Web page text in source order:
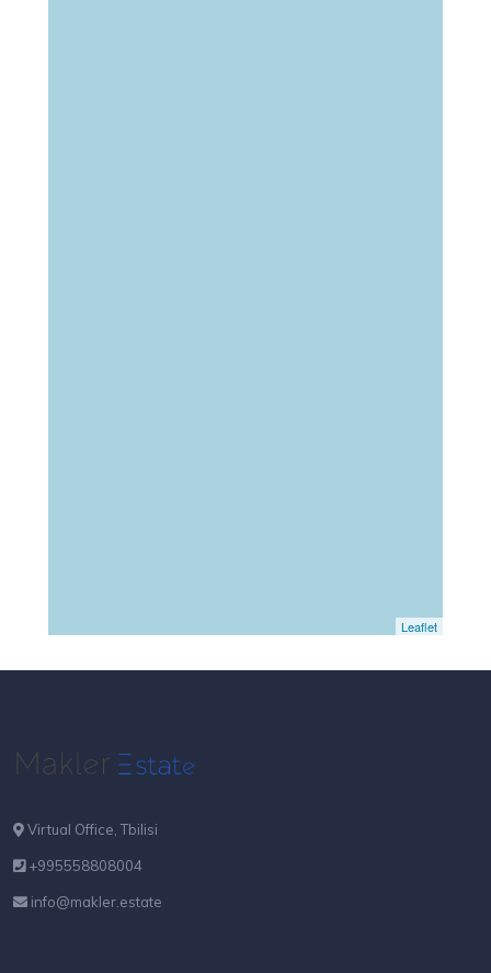
Leaflet
Virtual Office, Tbilisi
+995558808004
info@makler.estate